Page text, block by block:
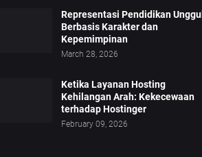
Representasi Pendidikan Unggul
Berbasis Karakter dan
Kepemimpinan
March 28, 2026
Ketika Layanan Hosting
Kehilangan Arah: Kekecewaan
terhadap Hostinger
February 09, 2026